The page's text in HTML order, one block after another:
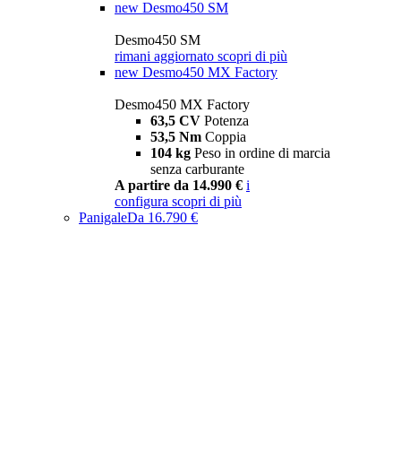
new Desmo450 SM
Desmo450 SM
rimani aggiornato scopri di più
new Desmo450 MX Factory
Desmo450 MX Factory
63,5 CV Potenza
53,5 Nm Coppia
104 kg Peso in ordine di marcia
senza carburante
A partire da 14.990 € i
configura scopri di più
PanigaleDa 16.790 €